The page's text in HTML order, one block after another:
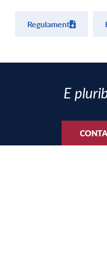
Regulament
E